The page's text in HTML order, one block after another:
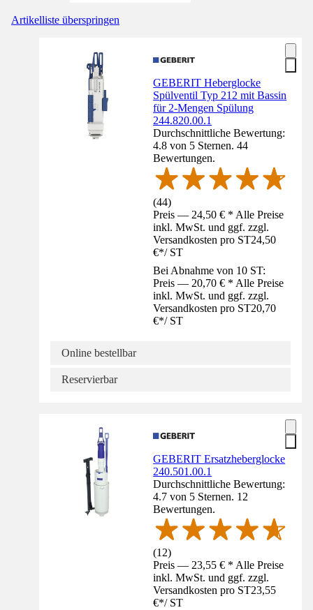
Artikelliste überspringen
GEBERIT Heberglocke
Spülventil Typ 212 mit Bassin
für 2-Mengen Spülung
244.820.00.1
Durchschnittliche Bewertung:
4.8 von 5 Sternen. 44
Bewertungen.
(44)
Preis — 24,50 € * Alle Preise
inkl. MwSt. und ggf. zzgl.
Versandkosten pro ST24,50
€*/ ST
Bei Abnahme von 10 ST:
Preis — 20,70 € * Alle Preise
inkl. MwSt. und ggf. zzgl.
Versandkosten pro ST20,70
€*/ ST
Online bestellbar
Reservierbar
GEBERIT Ersatzheberglocke
240.501.00.1
Durchschnittliche Bewertung:
4.7 von 5 Sternen. 12
Bewertungen.
(12)
Preis — 23,55 € * Alle Preise
inkl. MwSt. und ggf. zzgl.
Versandkosten pro ST23,55
€*/ ST